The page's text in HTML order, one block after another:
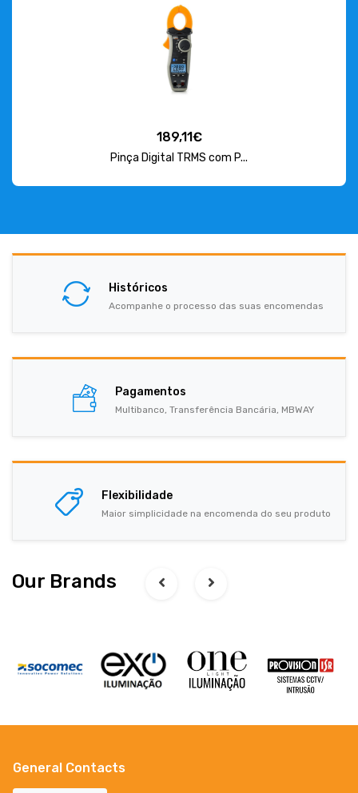
189,11€
Pinça Digital TRMS com P...
Históricos
Acompanhe o processo das suas encomendas
Pagamentos
Multibanco, Transferência Bancária, MBWAY
Flexibilidade
Maior simplicidade na encomenda do seu produto
Our Brands
General Contacts